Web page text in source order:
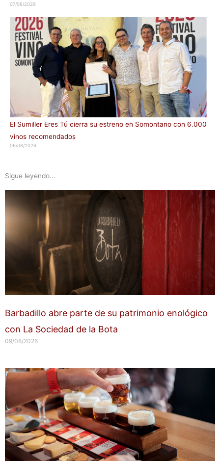
07/08/2026
El Sumiller Eres Tú cierra su estreno en Somontano con 6.000
vinos recomendados
06/08/2026
Sigue leyendo...
Barbadillo abre parte de su patrimonio enológico
con La Sociedad de la Bota
09/08/2026